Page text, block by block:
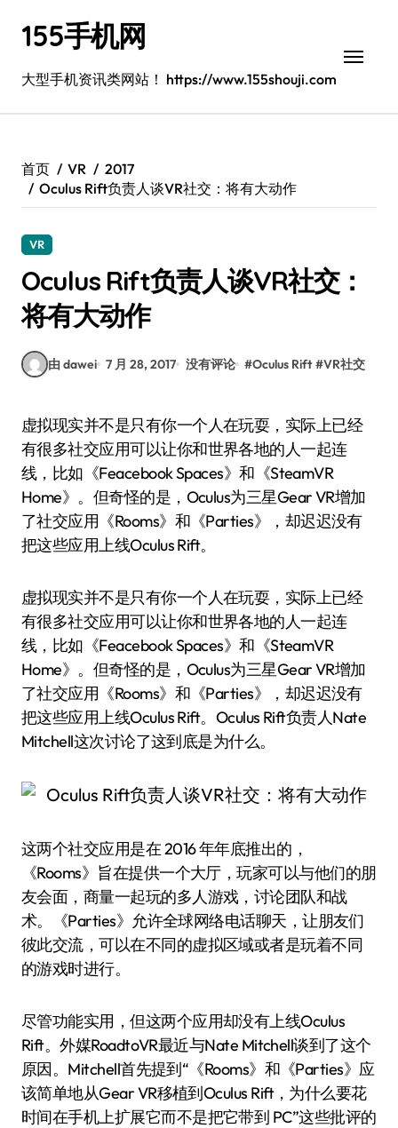
155手机网
大型手机资讯类网站！ https://www.155shouji.com
首页 VR
2017
Oculus Rift负责人谈VR社交：将有大动作
VR
Oculus Rift负责人谈VR社交：
将有大动作
由 dawei 7 月 28, 2017 没有评论 #Oculus Rift #VR社交
虚拟现实并不是只有你一个人在玩耍，实际上已经
有很多社交应用可以让你和世界各地的人一起连
线，比如《Feacebook Spaces》和《SteamVR
Home》。但奇怪的是，Oculus为三星Gear VR增加
了社交应用《Rooms》和《Parties》，却迟迟没有
把这些应用上线Oculus Rift。
虚拟现实并不是只有你一个人在玩耍，实际上已经
有很多社交应用可以让你和世界各地的人一起连
线，比如《Feacebook Spaces》和《SteamVR
Home》。但奇怪的是，Oculus为三星Gear VR增加
了社交应用《Rooms》和《Parties》，却迟迟没有
把这些应用上线Oculus Rift。Oculus Rift负责人Nate
Mitchell这次讨论了这到底是为什么。
这两个社交应用是在 2016 年年底推出的，
《Rooms》旨在提供一个大厅，玩家可以与他们的朋
友会面，商量一起玩的多人游戏，讨论团队和战
术。《Parties》允许全球网络电话聊天，让朋友们
彼此交流，可以在不同的虚拟区域或者是玩着不同
的游戏时进行。
尽管功能实用，但这两个应用却没有上线Oculus
Rift。外媒RoadtoVR最近与Nate Mitchell谈到了这个
原因。Mitchell首先提到“《Rooms》和《Parties》应
该简单地从Gear VR移植到Oculus Rift，为什么要花
时间在手机上扩展它而不是把它带到 PC”这些批评的